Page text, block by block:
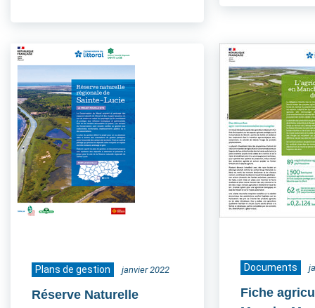
Plans de gestion janvier 2022
Réserve Naturelle
Documents
Fiche